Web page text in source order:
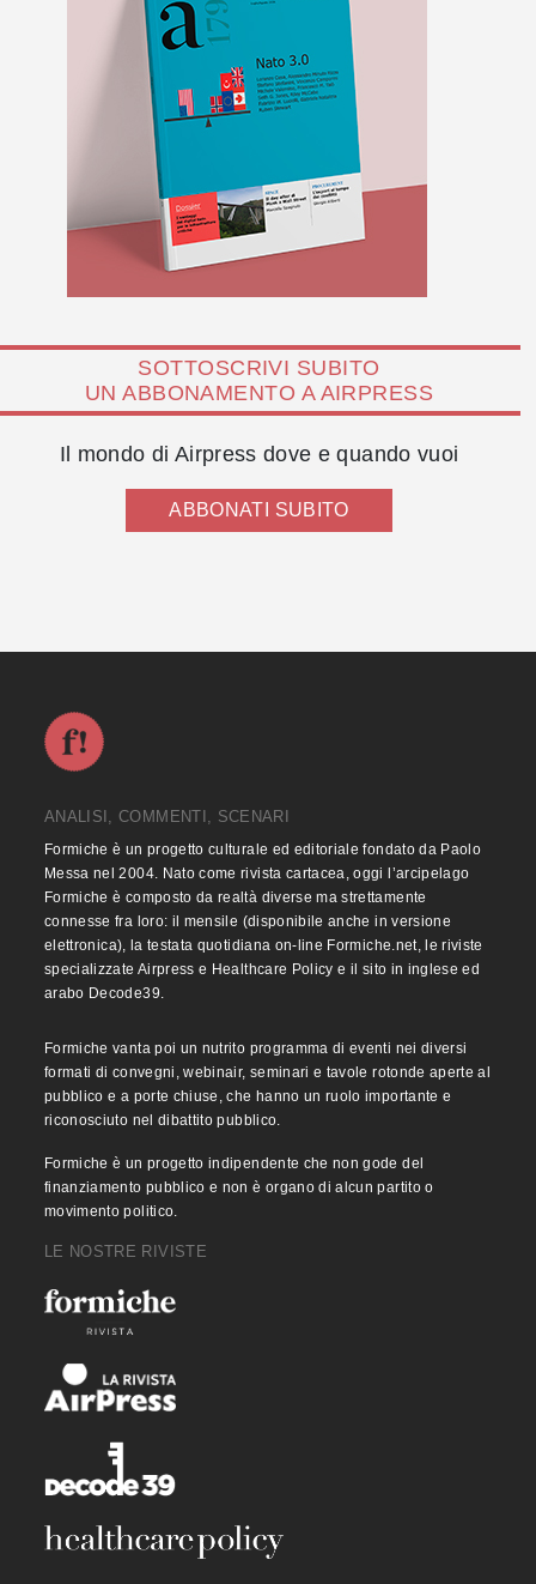
SOTTOSCRIVI SUBITO
UN ABBONAMENTO A AIRPRESS
Il mondo di Airpress dove e quando vuoi
ABBONATI SUBITO
ANALISI, COMMENTI, SCENARI
Formiche è un progetto culturale ed editoriale fondato da Paolo
Messa nel 2004. Nato come rivista cartacea, oggi l’arcipelago
Formiche è composto da realtà diverse ma strettamente
connesse fra loro: il mensile (disponibile anche in versione
elettronica), la testata quotidiana on-line Formiche.net, le riviste
specializzate Airpress e Healthcare Policy e il sito in inglese ed
arabo Decode39.
Formiche vanta poi un nutrito programma di eventi nei diversi
formati di convegni, webinair, seminari e tavole rotonde aperte al
pubblico e a porte chiuse, che hanno un ruolo importante e
riconosciuto nel dibattito pubblico.
Formiche è un progetto indipendente che non gode del
finanziamento pubblico e non è organo di alcun partito o
movimento politico.
LE NOSTRE RIVISTE